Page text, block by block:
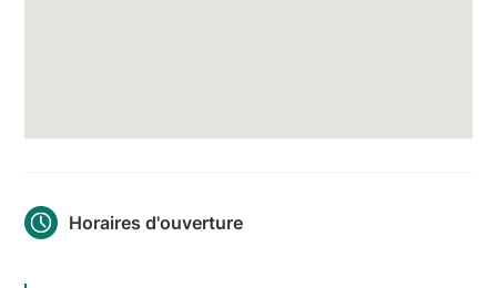
Horaires d'ouverture